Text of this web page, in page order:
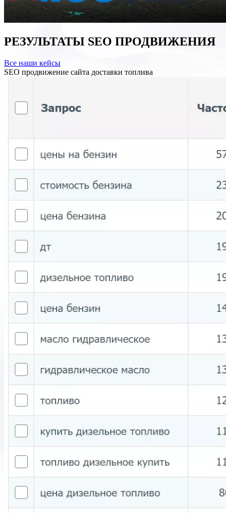
РЕЗУЛЬТАТЫ SEO ПРОДВИЖЕНИЯ
Все наши кейсы
SEO продвижение сайта доставки топлива